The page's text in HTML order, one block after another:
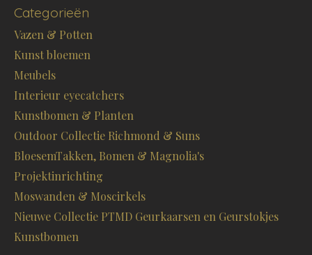
Categorieën
Vazen & Potten
Kunst bloemen
Meubels
Interieur eyecatchers
Kunstbomen & Planten
Outdoor Collectie Richmond & Suns
BloesemTakken, Bomen & Magnolia's
Projektinrichting
Moswanden & Moscirkels
Nieuwe Collectie PTMD Geurkaarsen en Geurstokjes
Kunstbomen